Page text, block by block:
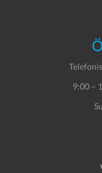
9:00 –